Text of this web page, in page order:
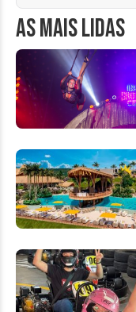
AS MAIS LIDAS